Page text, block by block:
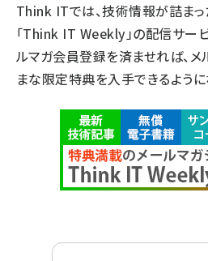
Think ITでは、技術情報が詰まっ
「Think IT Weekly」の配信サー
ルマガ会員登録を済ませれば、メ
まな限定特典を入手できるように